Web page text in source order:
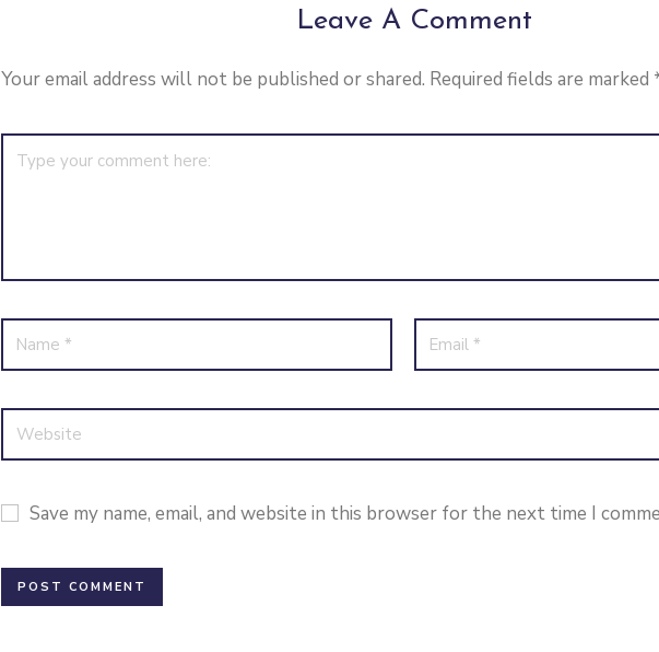
Leave A Comment
Your email address will not be published or shared. Required fields are marked
Save my name, email, and website in this browser for the next time I